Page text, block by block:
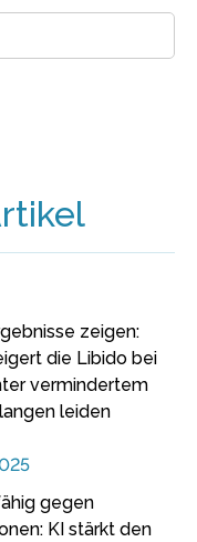
zeigen:
die Libido bei
vermindertem
leiden
gegen
KI stärkt den